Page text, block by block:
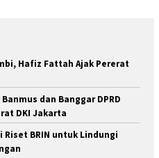
Hafiz Fattah Ajak Pererat
dan Banggar DPRD
DKI Jakarta
Riset BRIN untuk Lindungi